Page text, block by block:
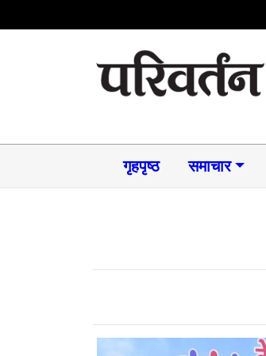
गृहपृष्ठ समाचार​